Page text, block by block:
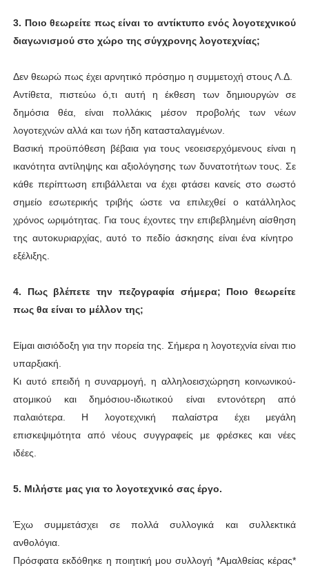
3. Ποιο θεωρείτε πως είναι το αντίκτυπο ενός λογοτεχνικού
διαγωνισμού στο χώρο της σύγχρονης λογοτεχνίας;
Δεν θεωρώ πως έχει αρνητικό πρόσημο η συμμετοχή στους Λ.Δ.
Αντίθετα, πιστεύω ό,τι αυτή η έκθεση των δημιουργών σε
δημόσια θέα, είναι πολλάκις μέσον προβολής των νέων
λογοτεχνών αλλά και των ήδη κατασταλαγμένων.
Βασική προϋπόθεση βέβαια για τους νεοεισερχόμενους είναι η
ικανότητα αντίληψης και αξιολόγησης των δυνατοτήτων τους. Σε
κάθε περίπτωση επιβάλλεται να έχει φτάσει κανείς στο σωστό
σημείο εσωτερικής τριβής ώστε να επιλεχθεί ο κατάλληλος
χρόνος ωριμότητας. Για τους έχοντες την επιβεβλημένη αίσθηση
της αυτοκυριαρχίας, αυτό το πεδίο άσκησης είναι ένα κίνητρο
εξέλιξης.
4. Πως βλέπετε την πεζογραφία σήμερα; Ποιο θεωρείτε
πως θα είναι το μέλλον της;
Είμαι αισιόδοξη για την πορεία της. Σήμερα η λογοτεχνία είναι πιο
υπαρξιακή.
Κι αυτό επειδή η συναρμογή, η αλληλοεισχώρηση κοινωνικού-
ατομικού και δημόσιου-ιδιωτικού είναι εντονότερη από
παλαιότερα. Η λογοτεχνική παλαίστρα έχει μεγάλη
επισκεψιμότητα από νέους συγγραφείς με φρέσκες και νέες
ιδέες.
5. Μιλήστε μας για το λογοτεχνικό σας έργο.
Έχω συμμετάσχει σε πολλά συλλογικά και συλλεκτικά
ανθολόγια.
Πρόσφατα εκδόθηκε η ποιητική μου συλλογή *Αμαλθείας κέρας*